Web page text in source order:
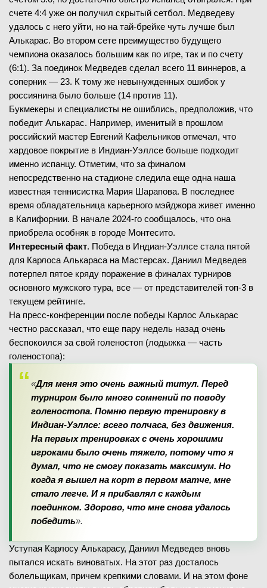
счете 4:4 уже он получил скрытый сетбол. Медведеву
удалось с него уйти, но на тай-брейке чуть лучше был
Алькарас. Во втором сете преимущество будущего
чемпиона оказалось большим как по игре, так и по счету
(6:1). За поединок Медведев сделал всего 11 виннеров, а
соперник — 23. К тому же невынужденных ошибок у
россиянина было больше (14 против 11).
Букмекеры и специалисты не ошиблись, предположив, что
победит Алькарас. Например, именитый в прошлом
российский мастер Евгений Кафельников отмечал, что
хардовое покрытие в Индиан-Уэллсе больше подходит
именно испанцу. Отметим, что за финалом
непосредственно на стадионе следила еще одна наша
известная теннисистка Мария Шарапова. В последнее
время обладательница карьерного мэйджора живет именно
в Калифорнии. В начале 2024-го сообщалось, что она
приобрела особняк в городе Монтесито.
Интересный факт. Победа в Индиан-Уэллсе стала пятой
для Карлоса Алькараса на Мастерсах. Даниил Медведев
потерпел пятое кряду поражение в финалах турниров
основного мужского тура, все — от представителей топ-3 в
текущем рейтинге.
На пресс-конференции после победы Карлос Алькарас
честно рассказал, что еще пару недель назад очень
беспокоился за свой голеностоп (лодыжка — часть
голеностопа):
«Для меня это очень важный титул. Перед
турниром было много сомнений по поводу
голеностопа. Помню первую тренировку в
Индиан-Уэллсе: всего полчаса, без движения.
На первых тренировках с очень хорошими
игроками было очень тяжело, потому что я
думал, что не смогу показать максимум. Но
когда я вышел на корт в первом матче, мне
стало легче. И я прибавлял с каждым
поединком. Здорово, что мне снова удалось
победить».
Уступая Карлосу Алькарасу, Даниил Медведев вновь
пытался искать виноватых. На этот раз досталось
болельщикам, причем крепкими словами. И на этом фоне